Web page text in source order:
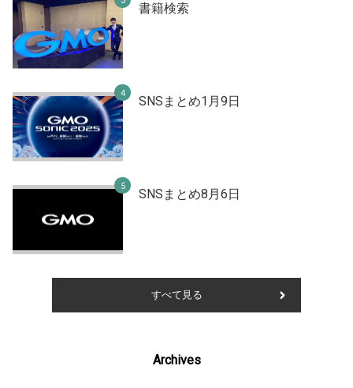
書籍検索
SNSまとめ1月9日
SNSまとめ8月6日
すべて見る
Archives